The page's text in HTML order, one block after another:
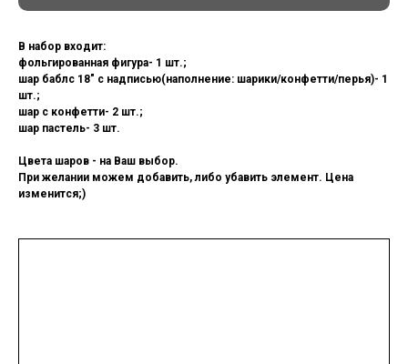
В набор входит:
фольгированная фигура- 1 шт.;
шар баблс 18" с надписью(наполнение: шарики/конфетти/перья)- 1
шт.;
шар с конфетти- 2 шт.;
шар пастель- 3 шт.
Цвета шаров - на Ваш выбор.
При желании можем добавить, либо убавить элемент. Цена
изменится;)